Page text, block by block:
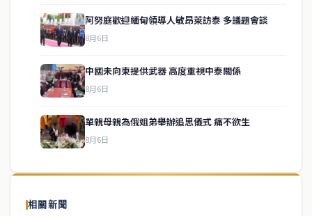
阿努庭歡迎緬甸領導人敏昂萊訪泰 多議題會談
8月6日
中國未向柬提供武器 高度重視中泰關係
8月6日
單親母親為俄姐弟舉辦追思儀式 痛不欲生
8月6日
相關新聞
關於我們
泰國中文新聞（TCN）是一家總部設於曼谷的中文新聞媒體，致力於
供即時、客觀、多元的中文新聞內容。
service@thaichinesenews.com